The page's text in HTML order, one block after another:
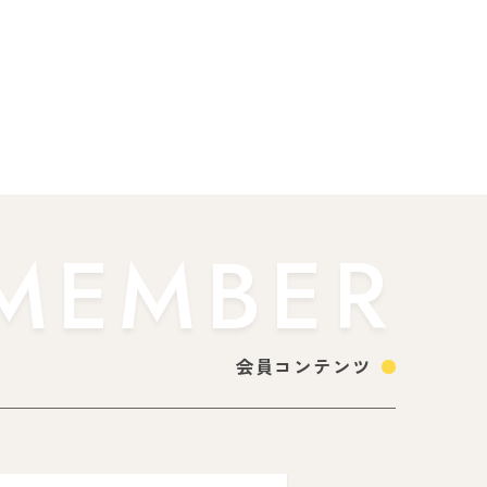
会員コンテンツ